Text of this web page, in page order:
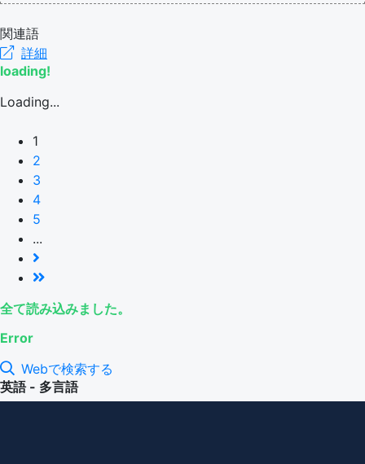
関連語
詳細
loading!
Loading...
1
2
3
4
5
...
全て読み込みました。
Error
Webで検索する
英語 - 多言語